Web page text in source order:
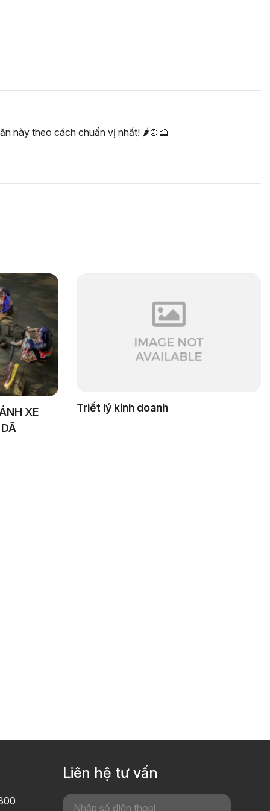
này theo cách chuẩn vị nhất! 🌶️🍲🍰
XE
Triết lý kinh doanh
Liên hệ tư vấn